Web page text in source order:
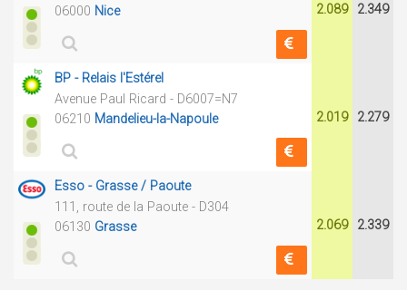
06000 Nice 2.089 2.349
BP - Relais l'Estérel
Avenue Paul Ricard - D6007=N7
06210 Mandelieu-la-Napoule 2.019 2.279
Esso - Grasse / Paoute
111, route de la Paoute - D304
06130 Grasse 2.069 2.339